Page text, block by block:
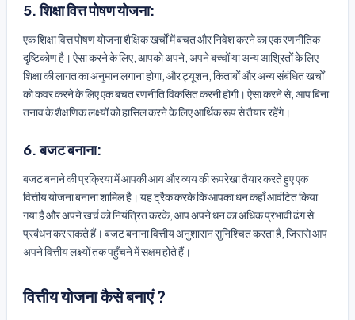
5. शिक्षा वित्त पोषण योजना:
एक शिक्षा वित्त पोषण योजना शैक्षिक खर्चों में बचत और निवेश करने का एक रणनीतिक
दृष्टिकोण है। ऐसा करने के लिए, आपको अपने, अपने बच्चों या अन्य आश्रितों के लिए
शिक्षा की लागत का अनुमान लगाना होगा, और ट्यूशन, किताबों और अन्य संबंधित खर्चों
को कवर करने के लिए एक बचत रणनीति विकसित करनी होगी। ऐसा करने से, आप बिना
तनाव के शैक्षणिक लक्ष्यों को हासिल करने के लिए आर्थिक रूप से तैयार रहेंगे।
6. बजट बनाना:
बजट बनाने की प्रक्रिया में आपकी आय और व्यय की रूपरेखा तैयार करते हुए एक
वित्तीय योजना बनाना शामिल है। यह ट्रैक करके कि आपका धन कहाँ आवंटित किया
गया है और अपने खर्च को नियंत्रित करके, आप अपने धन का अधिक प्रभावी ढंग से
प्रबंधन कर सकते हैं। बजट बनाना वित्तीय अनुशासन सुनिश्चित करता है, जिससे आप
अपने वित्तीय लक्ष्यों तक पहुँचने में सक्षम होते हैं।
वित्तीय योजना कैसे बनाएं ?